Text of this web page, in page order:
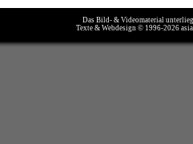
Das Bild- & Videomaterial
Texte & Webdesign © 1996-2026